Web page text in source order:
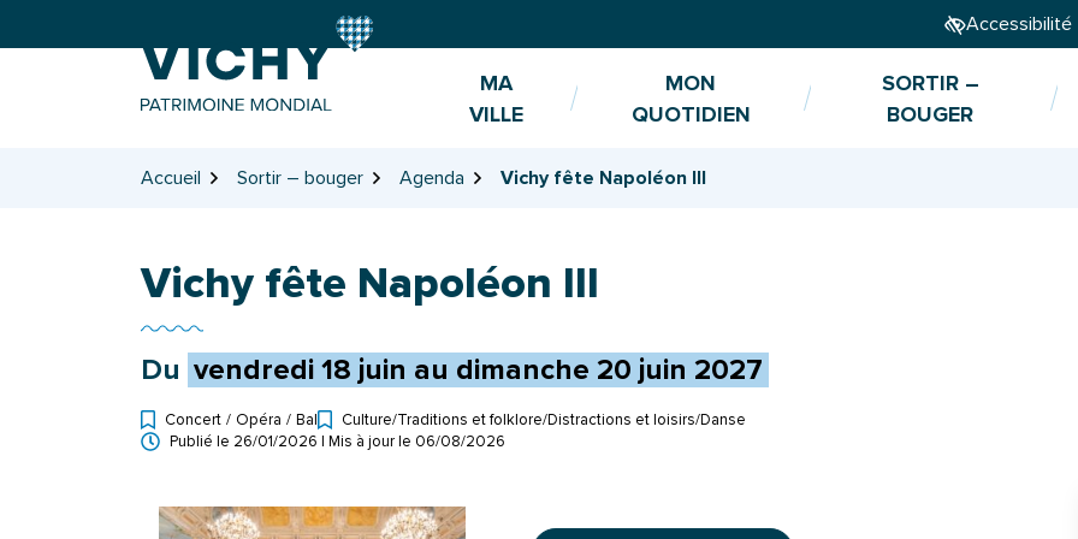
Accessibilité
MA
VILLE
MON
QUOTIDIEN
SORTIR –
BOUGER
Accueil Sortir – bouger Agenda Vichy fête Napoléon III
Vichy fête Napoléon III
Du vendredi 18 juin au dimanche 20 juin 2027
Concert / Opéra / BalTypes d'événement
Culture/Traditions et folklore/Distractions et loisirs/Danse
Publié le 26/01/2026 | Mis à jour le 06/08/2026